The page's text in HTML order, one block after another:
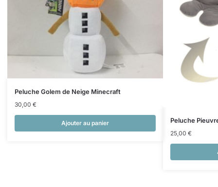
Peluche Golem de Neige Minecraft
30,00 €
Ajouter au panier Peluche
25,00 €